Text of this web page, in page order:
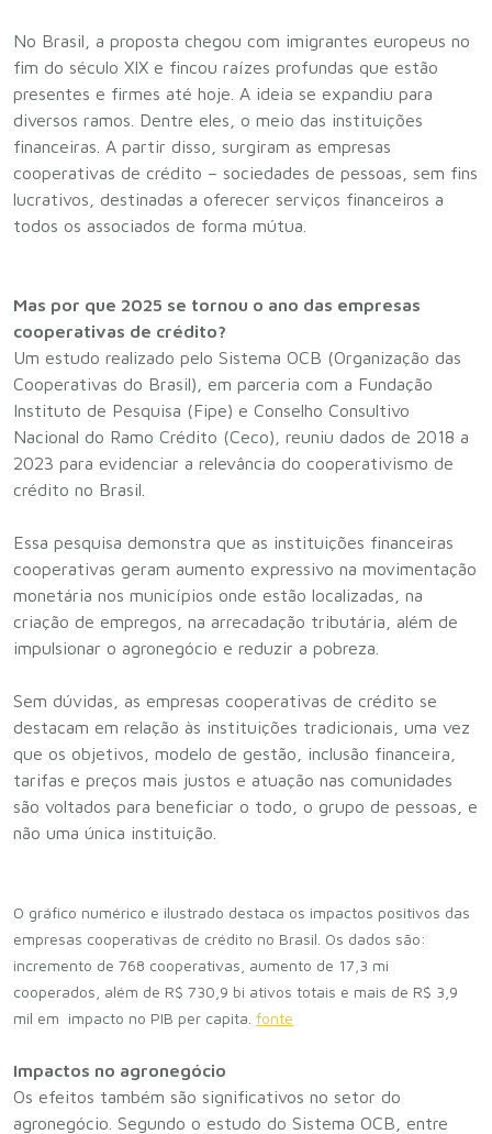
No Brasil, a proposta chegou com imigrantes europeus no
fim do século XIX e fincou raízes profundas que estão
presentes e firmes até hoje. A ideia se expandiu para
diversos ramos. Dentre eles, o meio das instituições
financeiras. A partir disso, surgiram as empresas
cooperativas de crédito – sociedades de pessoas, sem fins
lucrativos, destinadas a oferecer serviços financeiros a
todos os associados de forma mútua.
Mas por que 2025 se tornou o ano das empresas
cooperativas de crédito?
Um estudo realizado pelo Sistema OCB (Organização das
Cooperativas do Brasil), em parceria com a Fundação
Instituto de Pesquisa (Fipe) e Conselho Consultivo
Nacional do Ramo Crédito (Ceco), reuniu dados de 2018 a
2023 para evidenciar a relevância do cooperativismo de
crédito no Brasil.
Essa pesquisa demonstra que as instituições financeiras
cooperativas geram aumento expressivo na movimentação
monetária nos municípios onde estão localizadas, na
criação de empregos, na arrecadação tributária, além de
impulsionar o agronegócio e reduzir a pobreza.
Sem dúvidas, as empresas cooperativas de crédito se
destacam em relação às instituições tradicionais, uma vez
que os objetivos, modelo de gestão, inclusão financeira,
tarifas e preços mais justos e atuação nas comunidades
são voltados para beneficiar o todo, o grupo de pessoas, e
não uma única instituição.
O gráfico numérico e ilustrado destaca os impactos positivos das
empresas cooperativas de crédito no Brasil. Os dados são:
incremento de 768 cooperativas, aumento de 17,3 mi
cooperados, além de R$ 730,9 bi ativos totais e mais de R$ 3,9
mil em impacto no PIB per capita. fonte
Impactos no agronegócio
Os efeitos também são significativos no setor do
agronegócio. Segundo o estudo do Sistema OCB, entre